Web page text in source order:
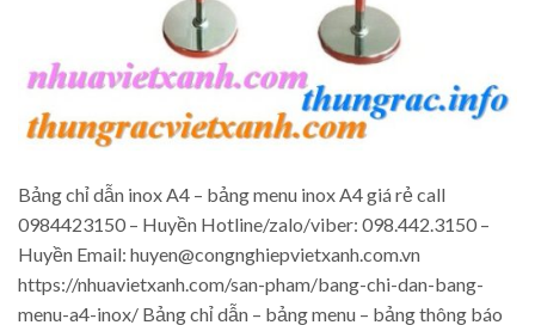
Bảng chỉ dẫn inox A4 – bảng menu inox A4 giá rẻ call
0984423150 – Huyền Hotline/zalo/viber: 098.442.3150 –
Huyền Email: huyen@congnghiepvietxanh.com.vn
https://nhuavietxanh.com/san-pham/bang-chi-dan-bang-
menu-a4-inox/ Bảng chỉ dẫn – bảng menu – bảng thông báo